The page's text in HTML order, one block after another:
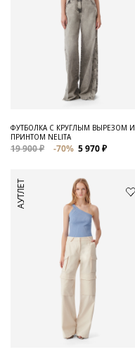
ФУТБОЛКА С КРУГЛЫМ ВЫРЕЗОМ И
ПРИНТОМ NELITA
19 900 ₽ -70% 5 970 ₽
АУТЛЕТ